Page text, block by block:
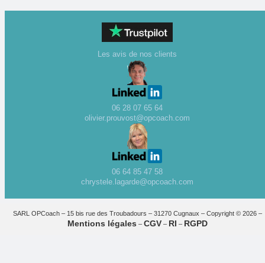
Les avis de nos clients
06 28 07 65 64
olivier.prouvost@opcoach.com
06 64 85 47 58
chrystele.lagarde@opcoach.com
SARL OPCoach – 15 bis rue des Troubadours – 31270 Cugnaux – Copyright © 2026 –
Mentions légales – CGV– RI – RGPD